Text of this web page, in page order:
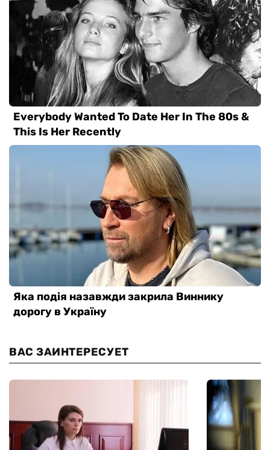
ВАС ЗАИНТЕРЕСУЕТ